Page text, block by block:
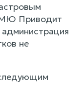
МЮ Приводит
не